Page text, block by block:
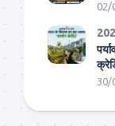
02/
30/